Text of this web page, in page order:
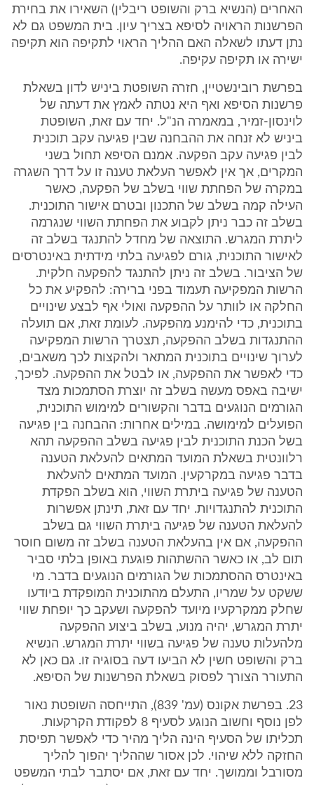
האחרים (הנשיא ברק והשופט ריבלין) השאירו את בחירת
הפרשנות הראויה לסיפא בצריך עיון. בית המשפט גם לא
נתן דעתו לשאלה האם ההליך הראוי לתקיפה הוא תקיפה
ישירה או תקיפה עקיפה.
בפרשת רובינשטיין, חזרה השופטת ביניש לדון בשאלת
פרשנות הסיפא ואף היא נטתה לאמץ את דעתה של
לוינסון-זמיר, במאמרה הנ"ל. יחד עם זאת, השופטת
ביניש לא זנחה את ההבחנה שבין פגיעה עקב תוכנית
לבין פגיעה עקב הפקעה. אמנם הסיפא תחול בשני
המקרים, אך אין לאפשר העלאת טענה זו על דרך השגרה
במקרה של הפחתת שווי בשלב של הפקעה, כאשר
העילה קמה בשלב של התכנון ובטרם אישור התוכנית.
בשלב זה כבר ניתן לקבוע את הפחתת השווי שנגרמה
ליתרת המגרש. התוצאה של מחדל להתנגד בשלב זה
לאישור התוכנית, גורם לפגיעה בלתי מידתית באינטרסים
של הציבור. בשלב זה ניתן להתנגד להפקעה חלקית.
הרשות המפקיעה תעמוד בפני ברירה: להפקיע את כל
החלקה או לוותר על ההפקעה ואולי אף לבצע שינויים
בתוכנית, כדי להימנע מהפקעה. לעומת זאת, אם תועלה
ההתנגדות בשלב ההפקעה, תצטרך הרשות המפקיעה
לערוך שינויים בתוכנית המתאר ולהקצות לכך משאבים,
כדי לאפשר את ההפקעה, או לבטל את ההפקעה. לפיכך,
ישיבה באפס מעשה בשלב זה יוצרת הסתמכות מצד
הגורמים הנוגעים בדבר והקשורים למימוש התוכנית,
הפועלים למימושה. במילים אחרות: ההבחנה בין פגיעה
בשל הכנת התוכנית לבין פגיעה בשלב ההפקעה תהא
רלוונטית בשאלת המועד המתאים להעלאת הטענה
בדבר פגיעה במקרקעין. המועד המתאים להעלאת
הטענה של פגיעה ביתרת השווי, הוא בשלב הפקדת
התוכנית להתנגדויות. יחד עם זאת, תינתן אפשרות
להעלאת הטענה של פגיעה ביתרת השווי גם בשלב
ההפקעה, אם אין בהעלאת הטענה בשלב זה משום חוסר
תום לב, או כאשר ההשתהות פוגעת באופן בלתי סביר
באינטרס ההסתמכות של הגורמים הנוגעים בדבר. מי
ששקט על שמריו, התעלם מהתוכנית המופקדת ביודעו
שחלק ממקרקעיו מיועד להפקעה ושעקב כך יופחת שווי
יתרת המגרש, יהיה מנוע, בשלב ביצוע ההפקעה
מלהעלות טענה של פגיעה בשווי יתרת המגרש. הנשיא
ברק והשופט חשין לא הביעו דעה בסוגיה זו. גם כאן לא
התעורר הצורך לפסוק בשאלת הפרשנות של הסיפא.
23. בפרשת אקונס (עמ' 839), התייחסה השופטת נאור
לפן נוסף וחשוב הנוגע לסעיף 8 לפקודת הקרקעות.
תכליתו של הסעיף הינה הליך מהיר כדי לאפשר תפיסת
החזקה ללא שיהוי. לכן אסור שההליך יהפוך להליך
מסורבל וממושך. יחד עם זאת, אם יסתבר לבתי המשפט